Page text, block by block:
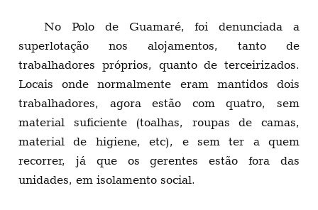
No Polo de Guamaré, foi denunciada a
superlotação nos alojamentos, tanto de
trabalhadores próprios, quanto de terceirizados.
Locais onde normalmente eram mantidos dois
trabalhadores, agora estão com quatro, sem
material suficiente (toalhas, roupas de camas,
material de higiene, etc), e sem ter a quem
recorrer, já que os gerentes estão fora das
unidades, em isolamento social.